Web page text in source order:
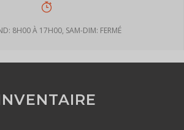
8H00 À 17H00, SAM-DIM: FERMÉ